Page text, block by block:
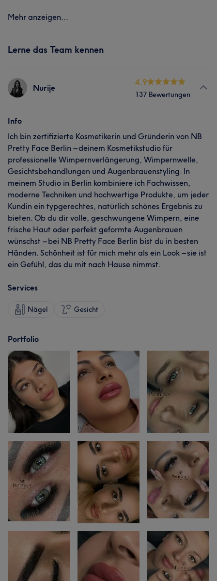
Mehr anzeigen...
Lerne das Team kennen
Nurije
4.9
137 Bewertungen
Info
Ich bin zertifizierte Kosmetikerin und Gründerin von NB
Pretty Face Berlin – deinem Kosmetikstudio für
professionelle Wimpernverlängerung, Wimpernwelle,
Gesichtsbehandlungen und Augenbrauenstyling. In
meinem Studio in Berlin kombiniere ich Fachwissen,
moderne Techniken und hochwertige Produkte, um jeder
Kundin ein typgerechtes, natürlich schönes Ergebnis zu
bieten. Ob du dir volle, geschwungene Wimpern, eine
frische Haut oder perfekt geformte Augenbrauen
wünschst – bei NB Pretty Face Berlin bist du in besten
Händen. Schönheit ist für mich mehr als ein Look – sie ist
ein Gefühl, das du mit nach Hause nimmst.
Services
Nägel Gesicht
Portfolio